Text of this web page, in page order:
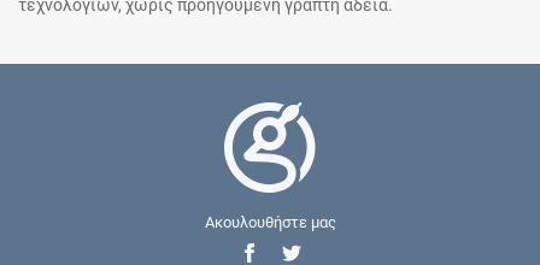
τεχνολογιών, χωρίς προηγούμενη γραπτή άδεια.
Ακουλουθήστε μας